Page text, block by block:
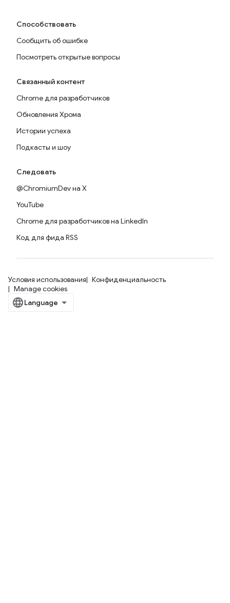
Способствовать
Сообщить об ошибке
Посмотреть открытые вопросы
Связанный контент
Chrome для разработчиков
Обновления Хрома
Истории успеха
Подкасты и шоу
Следовать
@ChromiumDev на X
YouTube
Chrome для разработчиков на LinkedIn
Код для фида RSS
Условия использования
Конфиденциальность
Manage cookies